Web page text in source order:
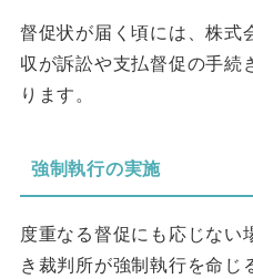
督促状が届く頃には、株式
収が訴訟や支払督促の手続
ります。
強制執行の実施
度重なる督促にも応じない
き裁判所が強制執行を命じ